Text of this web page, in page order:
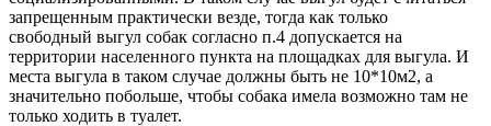
запрещенным практически везде, тогда как только
свободный выгул собак согласно п.4 допускается на
территории населенного пункта на площадках для выгула. И
места выгула в таком случае должны быть не 10*10м2, а
значительно побольше, чтобы собака имела возможно там не
только ходить в туалет.